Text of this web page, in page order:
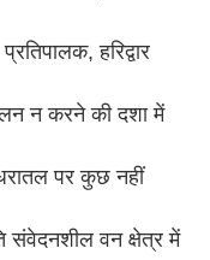
हरिद्वार
न करने की दशा में
पर कुछ नहीं
संवेदनशील वन क्षेत्र में